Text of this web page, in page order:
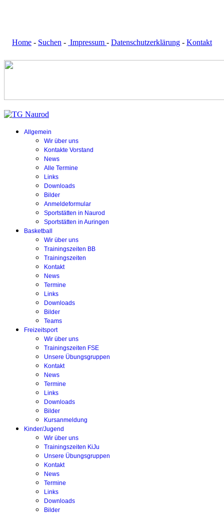
Home - Suchen - Impressum - Datenschutzerklärung - Kontakt
Allgemein
Wir über uns
Kontakte Vorstand
News
Alle Termine
Links
Downloads
Bilder
Anmeldeformular
Sportstätten in Naurod
Sportstätten in Auringen
Basketball
Wir über uns
Trainingszeiten BB
Trainingszeiten
Kontakt
News
Termine
Links
Downloads
Bilder
Teams
Freizeitsport
Wir über uns
Trainingszeiten FSE
Unsere Übungsgruppen
Kontakt
News
Termine
Links
Downloads
Bilder
Kursanmeldung
Kinder/Jugend
Wir über uns
Trainingszeiten KiJu
Unsere Übungsgruppen
Kontakt
News
Termine
Links
Downloads
Bilder